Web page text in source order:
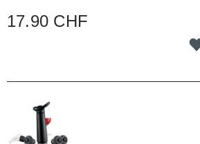
17.90 CHF